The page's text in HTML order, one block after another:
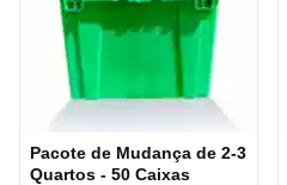
Pacote de Mudança de 2-3
Quartos - 50 Caixas